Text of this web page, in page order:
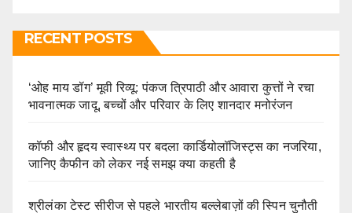
RECENT POSTS
‘ओह माय डॉग’ मूवी रिव्यू: पंकज त्रिपाठी और आवारा कुत्तों ने रचा
भावनात्मक जादू, बच्चों और परिवार के लिए शानदार मनोरंजन
कॉफी और हृदय स्वास्थ्य पर बदला कार्डियोलॉजिस्ट्स का नजरिया,
जानिए कैफीन को लेकर नई समझ क्या कहती है
श्रीलंका टेस्ट सीरीज से पहले भारतीय बल्लेबाज़ों की स्पिन चुनौती